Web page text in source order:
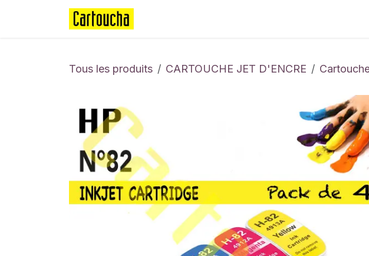
Se rendre au contenu
Tous les produits CARTOUCHE JET D'ENCRE